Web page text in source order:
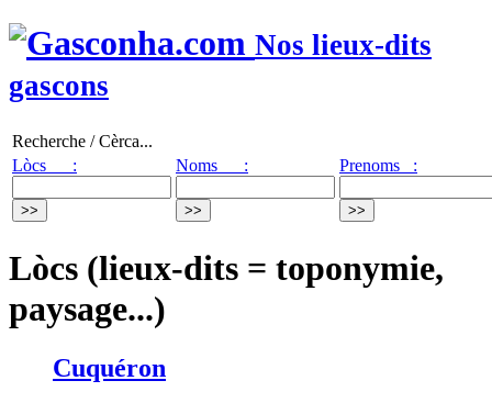
Nos lieux-dits
gascons
Recherche / Cèrca...
Lòcs :
Noms : Prenoms :
Lòcs (lieux-dits = toponymie,
paysage...)
Cuquéron